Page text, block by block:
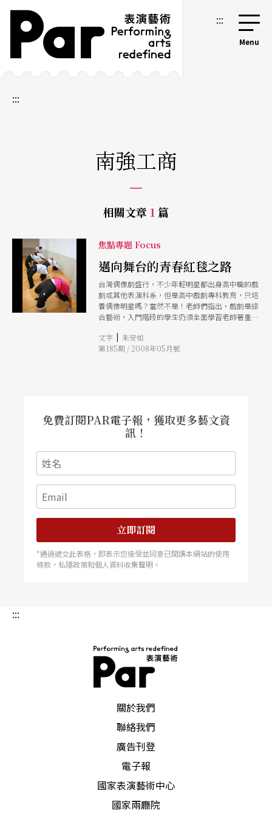
跳到主要內容區塊
網站導覽 :::
:::
南強工商
相關文章 1 篇
焦點專題 Focus
邁向舞台的青春紅毯之路
台灣偶像劇盛行，不少年輕明星都出身高中職的戲
劇或其他表演科系，但是高中戲劇專科教育，只培
養偶像明星嗎？當然不是！老師們指出，戲劇是綜
合藝術，入門階段的學生仍須全面學習老師著重於
念，開啟學生對戲劇的認識與熱忱後，讓學生選擇
各自有興趣、具專長的部分深入學習。所以當偶像
文字 | 朱安如
第185期 / 2008年05月號
免費訂閱PAR電子報，獲取更多藝文資
訊！
立即訂閱
*通過遞交此表格，即表示您接受並同意已閱讀本網站的使用
條款，私隱政策和個人資料收集聲明。
:::
關於我們
聯絡我們
廣告刊登
電子報
國家表演藝術中心
國家兩廳院